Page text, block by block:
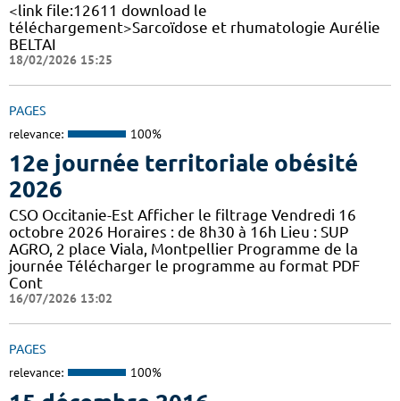
<link file:12611 download le
téléchargement>Sarcoïdose et rhumatologie Aurélie
BELTAI
18/02/2026 15:25
PAGES
relevance: 100%
12e journée territoriale obésité
2026
CSO Occitanie-Est Afficher le filtrage Vendredi 16
octobre 2026 Horaires : de 8h30 à 16h Lieu : SUP
AGRO, 2 place Viala, Montpellier Programme de la
journée Télécharger le programme au format PDF
Cont
16/07/2026 13:02
PAGES
relevance: 100%